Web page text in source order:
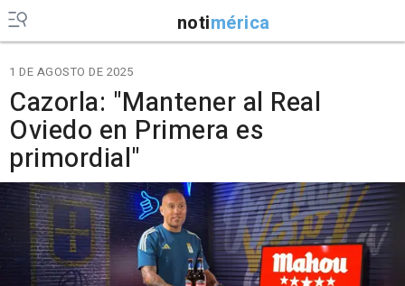
notimérica
1 DE AGOSTO DE 2025
Cazorla: "Mantener al Real
Oviedo en Primera es
primordial"